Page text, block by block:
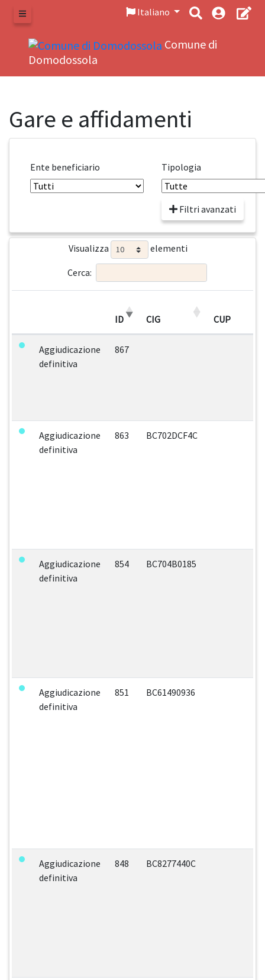
Menu
Italiano
Comune di
Domodossola
Gare e affidamenti
Ente beneficiario Tipologia
Filtri avanzati
Visualizza elementi
Cerca:
ID CIG CUP
Aggiudicazione
definitiva
867
Aggiudicazione
definitiva
863 BC702DCF4C
Aggiudicazione
definitiva
854 BC704B0185
Aggiudicazione
definitiva
851 BC61490936
Aggiudicazione
definitiva
848 BC8277440C